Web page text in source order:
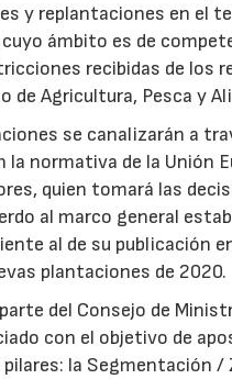
y replantaciones en el
ámbito es de
recibidas de los
de Agricultura, Pesca y
se canalizarán a
la normativa de la Unión
quien tomará las
al marco general
al de su publicación
plantaciones de 2020.
del Consejo de
con el objetivo de
la Segmentación